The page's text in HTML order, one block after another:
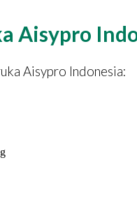
Aisypro
Aisypro Indonesia: